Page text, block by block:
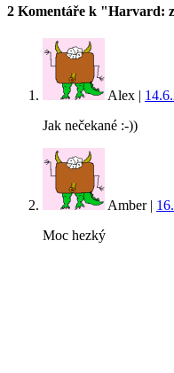
2 Komentáře k "Harvard:
Alex |
Jak nečekané :-))
Amber|
Moc hezký